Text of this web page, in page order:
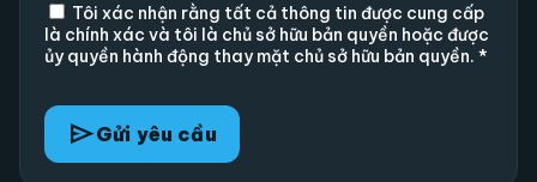
Tôi xác nhận rằng tất cả thông tin được cung cấp
là chính xác và tôi là chủ sở hữu bản quyền hoặc được
ủy quyền hành động thay mặt chủ sở hữu bản quyền. *
sendGửi yêu cầu